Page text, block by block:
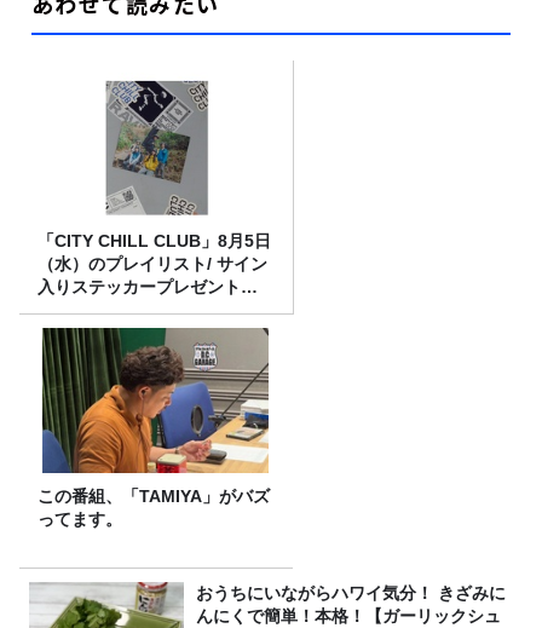
「CITY CHILL CLUB」8月5日
（水）のプレイリスト/ サイン
入りステッカープレゼント有
り
この番組、「TAMIYA」がバズ
ってます。
おうちにいながらハワイ気分！ きざみに
んにくで簡単！本格！【ガーリックシュ